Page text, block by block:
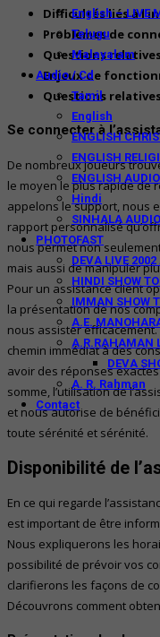
English – LIVE
Telugu
Malayalam
Audio / Cd
Tamil
English
ENGLISH
ENGLISH
ENGLISH
Hindi
SINHALA
PHOTOFAST
DEVA LIVE 2002
HINDI SHOW
IMMAN SHOW
A.E.
A.R.RAHAMAN
DEVA
A. R. Rahman
Contact
Difficultés liés à
Problèmes de
Questions
Enjeux de
Questions
Se connecter à
De nombreux joueurs
le moyen le plus rapide de
appelons le support, nous
rapport personnalisé
nous permet non
mais aussi de manipuler
Pour un assistance client
la présentation de nos
nous assister
chemin immédiat à des
avoir des réponses
somme, l’utilisation de
et nous autorise de
toute sérénité et sérénité.
Disponibilité de
En ce qui regarde
est important de être
Nous expliquerons les
possibilité de prévoir vos
clarifierons les façons de
Découvrons comment